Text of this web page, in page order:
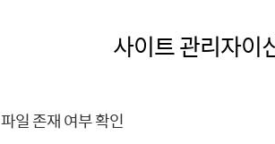
사이트 관리자이
파일 존재 여부 확인